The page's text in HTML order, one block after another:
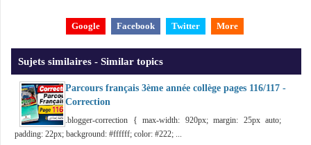
Google Facebook Twitter More
Sujets similaires - Similar topics
Parcours français 3ème année collège pages 116/117 -
Correction
.blogger-correction { max-width: 920px; margin: 25px auto;
padding: 22px; background: #ffffff; color: #222; ...